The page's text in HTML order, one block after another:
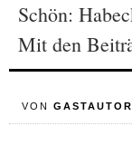
Schön:
Mit den
VON GASTAUTOR